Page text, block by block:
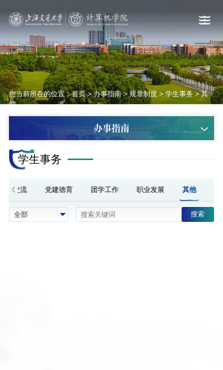
您当前所在的位置：首页>办事指南>规章制度> 学生事务 >其
他
办事指南
学生事务
际交流 党建德育 团学工作 职业发展 其他
搜索